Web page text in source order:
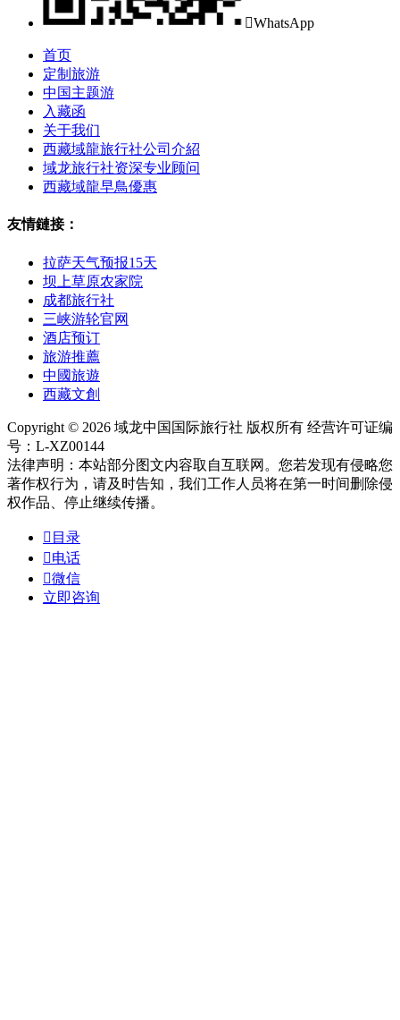
WhatsApp
首页
定制旅游
中国主题游
入藏函
关于我们
西藏域龍旅行社公司介紹
域龙旅行社资深专业顾问
西藏域龍早鳥優惠
友情鏈接：
拉萨天气预报15天
坝上草原农家院
成都旅行社
三峡游轮官网
酒店预订
旅游推薦
中國旅遊
西藏文創
Copyright © 2026 域龙中国国际旅行社 版权所有 经营许可证编
号：L-XZ00144
法律声明：本站部分图文内容取自互联网。您若发现有侵略您
著作权行为，请及时告知，我们工作人员将在第一时间删除侵
权作品、停止继续传播。
 目录
电话
微信
立即咨询